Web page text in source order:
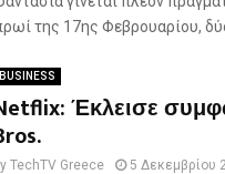
της 17ης Φεβρουαρίου,
BUSINESS
Έκλεισε
TechTV Greece 5 Δεκεμβρίου